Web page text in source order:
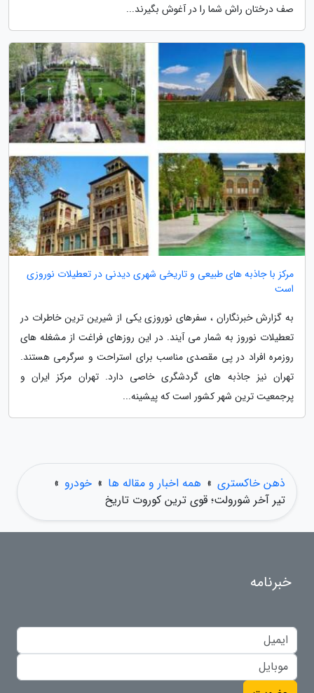
صف درختان راش شما را در آغوش بگیرند...
مرکز با جاذبه های طبیعی و تاریخی شهری دیدنی در تعطیلات نوروزی
است
به گزارش خبرنگاران ، سفرهای نوروزی یکی از شیرین ترین خاطرات در
تعطیلات نوروز به شمار می آیند. در این روزهای فراغت از مشغله های
روزمره افراد در پی مقصدی مناسب برای استراحت و سرگرمی هستند.
تهران نیز جاذبه های گردشگری خاصی دارد. تهران مرکز ایران و
پرجمعیت ترین شهر کشور است که پیشینه...
ذهن خاکستری » همه اخبار و مقاله ها » خودرو »
تیر آخر شورولت؛ قوی ترین کوروت تاریخ
خبرنامه